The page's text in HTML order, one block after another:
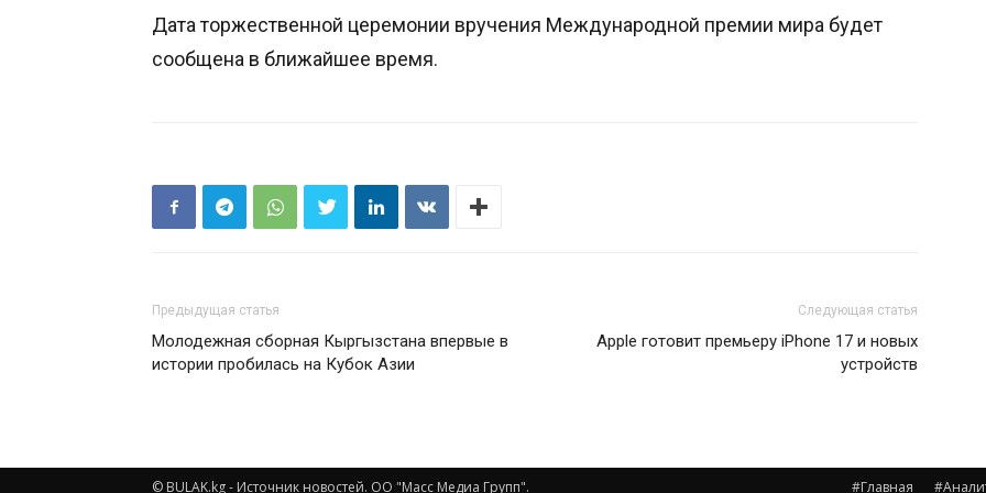
Дата торжественной церемонии вручения Международной премии мира будет
сообщена в ближайшее время.
Предыдущая статья
Молодежная сборная Кыргызстана впервые в
истории пробилась на Кубок Азии
Следующая статья
Apple готовит премьеру iPhone 17 и новых
устройств
#Главная
© BULAK.kg - Источник новостей. ОО "Масс Медиа Групп".